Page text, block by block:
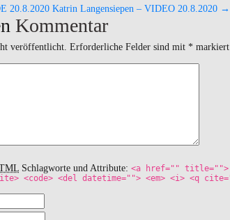
20.8.2020 Katrin Langensiepen – VIDEO 20.8.2020 →
Kommentar
veröffentlicht. Erforderliche Felder sind mit * markiert
Schlagworte und Attribute: <a href="" title="">
<code> <del datetime=""> <em> <i> <q